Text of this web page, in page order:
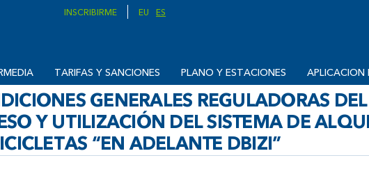
TARIFAS Y SANCIONES PLANO Y ESTACIONES APLICACION
INSCRIBIRME EU ES
GENERALES REGULADORAS DEL
Y UTILIZACIÓN DEL SISTEMA DE
“EN ADELANTE DBIZI”